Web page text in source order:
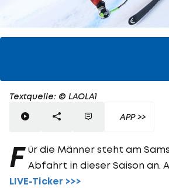
Textquelle: © LAOLA1
APP >>
F ür die Männer steht am
Abfahrt in dieser Saison an.
LIVE-Ticker >>>